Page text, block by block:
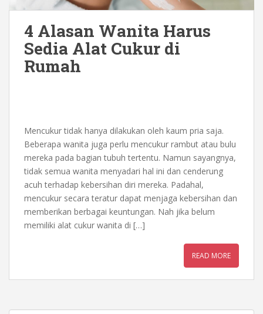
4 Alasan Wanita Harus
Sedia Alat Cukur di
Rumah
Mencukur tidak hanya dilakukan oleh kaum pria saja.
Beberapa wanita juga perlu mencukur rambut atau bulu
mereka pada bagian tubuh tertentu. Namun sayangnya,
tidak semua wanita menyadari hal ini dan cenderung
acuh terhadap kebersihan diri mereka. Padahal,
mencukur secara teratur dapat menjaga kebersihan dan
memberikan berbagai keuntungan. Nah jika belum
memiliki alat cukur wanita di […]
READ MORE